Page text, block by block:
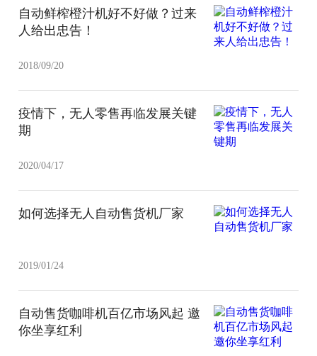
自动鲜榨橙汁机好不好做？过来
人给出忠告！
2018/09/20
疫情下，无人零售再临发展关键
期
2020/04/17
如何选择无人自动售货机厂家
2019/01/24
自动售货咖啡机百亿市场风起 邀
你坐享红利